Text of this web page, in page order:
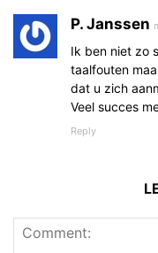
P. Janssen
Ik ben niet zo
taalfouten
dat u zich
Veel succes
Reply